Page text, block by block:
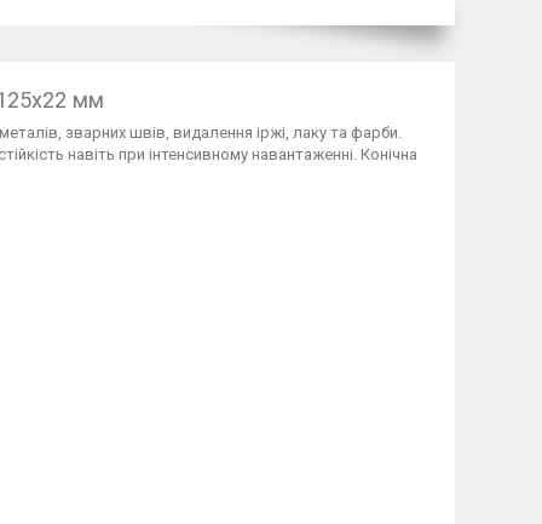
мм
зварних швів, видалення іржі, лаку та фарби.
навіть при інтенсивному навантаженні. Конічна